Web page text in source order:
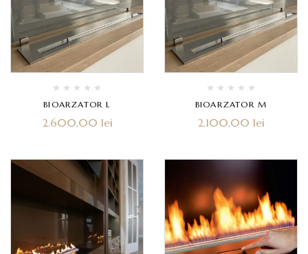
BIOARZATOR L
2.600,00 lei
BIOARZATOR M
2.100,00 lei